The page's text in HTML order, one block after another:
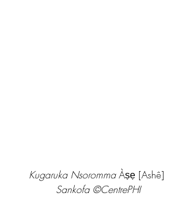
Kugaruka Nsoromma Àṣẹ [Ashê]
Sankofa ©CentrePHI